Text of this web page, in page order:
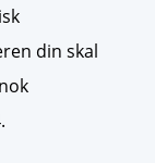
din skal